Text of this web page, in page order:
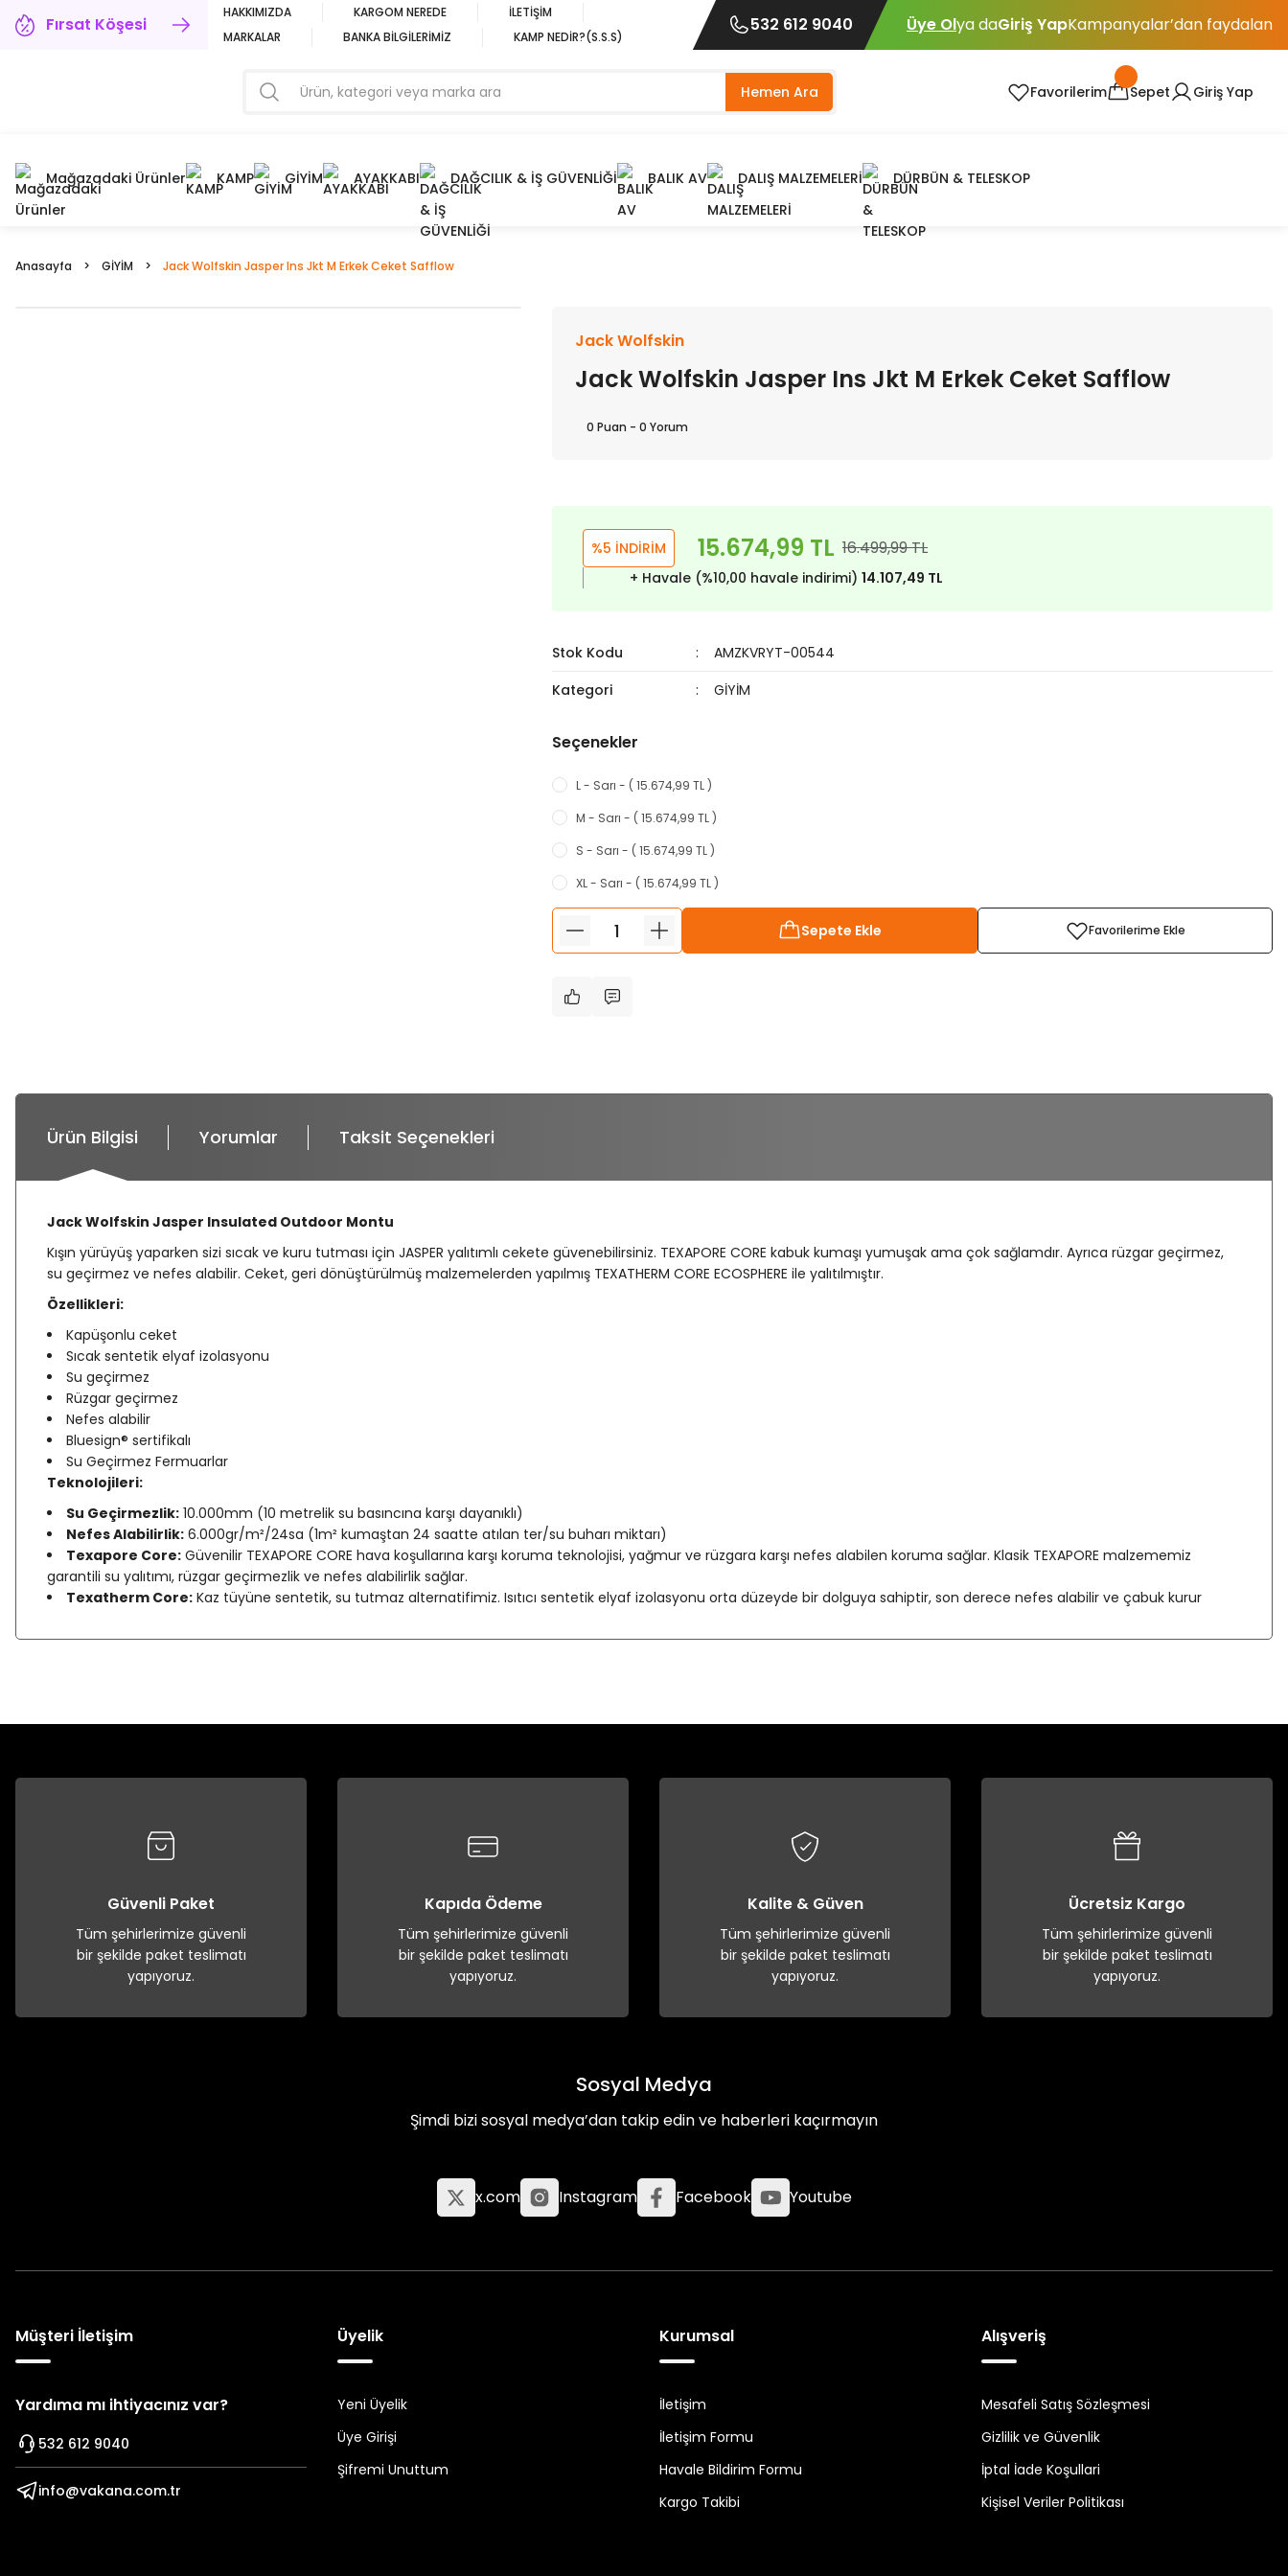
Fırsat Köşesi
HAKKIMIZDA KARGOM NEREDE
İLETİŞİM
MARKALAR
BANKA BİLGİLERİMİZ KAMP NEDİR?(S.S.S)
532 612 9040 Üye Olya daGiriş YapKampanyalar’dan faydalan
Hemen Ara Favorilerim Sepet Giriş Yap
Mağazadaki Ürünler KAMP GİYİM AYAKKABI DAĞCILIK & İŞ GÜVENLİĞİ BALIK AV DALIŞ MALZEMELERİ DÜRBÜN & TELESKOP
Anasayfa GİYİM Jack Wolfskin Jasper Ins Jkt M Erkek Ceket Safflow
Jack Wolfskin
Jack Wolfskin Jasper Ins Jkt M Erkek Ceket Safflow
0 Puan - 0 Yorum
%5 İNDİRİM 15.674,99 TL 16.499,99 TL
+ Havale (%10,00 havale indirimi) 14.107,49 TL
Stok Kodu
AMZKVRYT-00544
Kategori
GİYİM
Seçenekler
L - Sarı - ( 15.674,99 TL )
M - Sarı - ( 15.674,99 TL )
S - Sarı - ( 15.674,99 TL )
XL - Sarı - ( 15.674,99 TL )
Sepete Ekle
Ürün Bilgisi Yorumlar Taksit Seçenekleri
Jack Wolfskin Jasper Insulated Outdoor Montu
Kışın yürüyüş yaparken sizi sıcak ve kuru tutması için JASPER yalıtımlı cekete güvenebilirsiniz. TEXAPORE CORE kabuk kumaşı yumuşak ama çok sağlamdır. Ayrıca rüzgar geçirmez,
su geçirmez ve nefes alabilir. Ceket, geri dönüştürülmüş malzemelerden yapılmış TEXATHERM CORE ECOSPHERE ile yalıtılmıştır.
Özellikleri:
Kapüşonlu ceket
Sıcak sentetik elyaf izolasyonu
Su geçirmez
Rüzgar geçirmez
Nefes alabilir
Bluesign® sertifikalı
Su Geçirmez Fermuarlar
Teknolojileri:
Su Geçirmezlik: 10.000mm (10 metrelik su basıncına karşı dayanıklı)
Nefes Alabilirlik: 6.000gr/m²/24sa (1m² kumaştan 24 saatte atılan ter/su buharı miktarı)
Texapore Core: Güvenilir TEXAPORE CORE hava koşullarına karşı koruma teknolojisi, yağmur ve rüzgara karşı nefes alabilen koruma sağlar. Klasik TEXAPORE malzememiz
garantili su yalıtımı, rüzgar geçirmezlik ve nefes alabilirlik sağlar.
Texatherm Core: Kaz tüyüne sentetik, su tutmaz alternatifimiz. Isıtıcı sentetik elyaf izolasyonu orta düzeyde bir dolguya sahiptir, son derece nefes alabilir ve çabuk kurur
Güvenli Paket
Tüm şehirlerimize güvenli
bir şekilde paket teslimatı
yapıyoruz.
Kapıda Ödeme
Tüm şehirlerimize güvenli
bir şekilde paket teslimatı
yapıyoruz.
Kalite & Güven
Tüm şehirlerimize güvenli
bir şekilde paket teslimatı
yapıyoruz.
Ücretsiz Kargo
Tüm şehirlerimize güvenli
bir şekilde paket teslimatı
yapıyoruz.
Sosyal Medya
Şimdi bizi sosyal medya’dan takip edin ve haberleri kaçırmayın
x.com Instagram Facebook Youtube
Müşteri İletişim
Yardıma mı ihtiyacınız var?
532 612 9040
info@vakana.com.tr
Üyelik
Yeni Üyelik
Üye Girişi
Şifremi Unuttum
Kurumsal
İletişim
İletişim Formu
Havale Bildirim Formu
Kargo Takibi
Alışveriş
Mesafeli Satış Sözleşmesi
Gizlilik ve Güvenlik
İptal İade Koşullari
Kişisel Veriler Politikası